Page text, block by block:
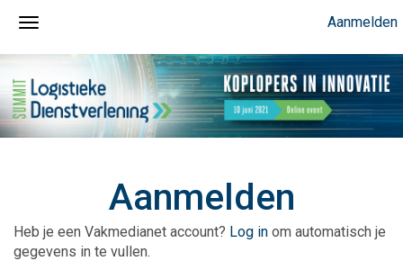
Aanmelden
Aanmelden
Heb je een Vakmedianet account? Log in om automatisch je
gegevens in te vullen.